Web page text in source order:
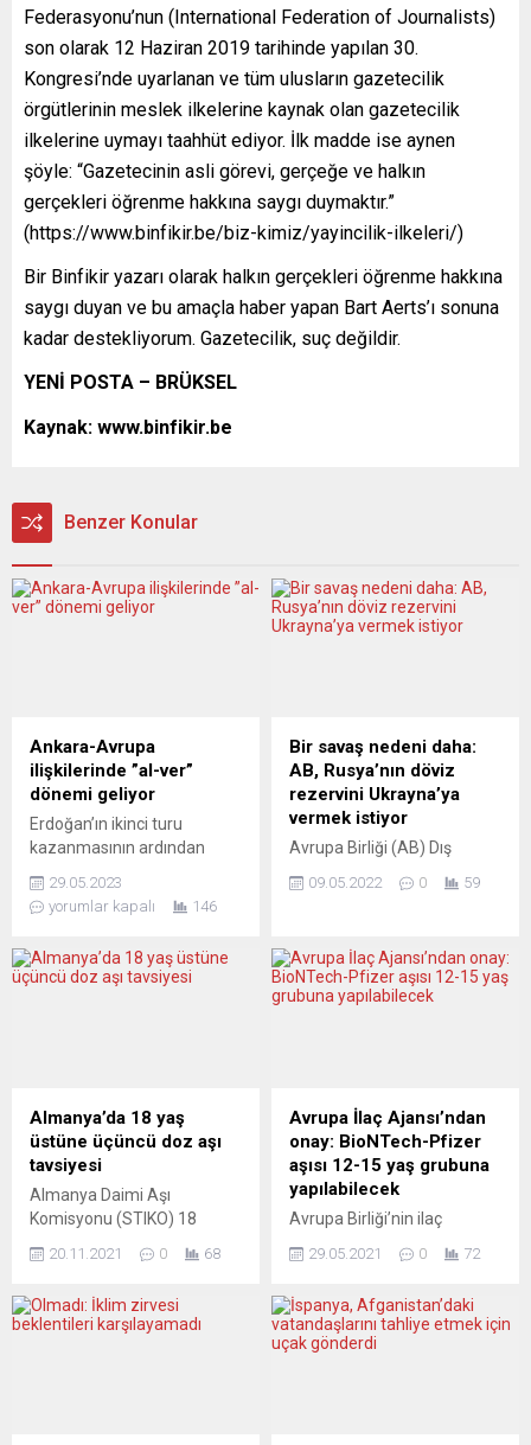
Federasyonu’nun (International Federation of Journalists)
son olarak 12 Haziran 2019 tarihinde yapılan 30.
Kongresi’nde uyarlanan ve tüm ulusların gazetecilik
örgütlerinin meslek ilkelerine kaynak olan gazetecilik
ilkelerine uymayı taahhüt ediyor. İlk madde ise aynen
şöyle: “Gazetecinin asli görevi, gerçeğe ve halkın
gerçekleri öğrenme hakkına saygı duymaktır.”
(https://www.binfikir.be/biz-kimiz/yayincilik-ilkeleri/)
Bir Binfikir yazarı olarak halkın gerçekleri öğrenme hakkına
saygı duyan ve bu amaçla haber yapan Bart Aerts’ı sonuna
kadar destekliyorum. Gazetecilik, suç değildir.
YENİ POSTA – BRÜKSEL
Kaynak: www.binfikir.be
Benzer Konular
Ankara-Avrupa
ilişkilerinde ”al-ver”
dönemi geliyor
Erdoğan’ın ikinci turu
kazanmasının ardından
Avrupa ülkelerinden işbirliği
mesajları geldi, ancak
uzmanlar yeni dönemde
soğuk bir dönem öngörüyor.
Recep Tayyip Erdoğan’ın
ilişkilerinin hangi yönde
ilerleyeceği merak konusu
olmaya başladı. Kulislerde
“Ankara yeni dönemde
değerler Avrupası yönünde
mi ilerleyecek,...
29.05.2023
yorumlar kapalı
146
Bir savaş nedeni daha:
AB, Rusya’nın döviz
rezervini Ukrayna’ya
vermek istiyor
Avrupa Birliği (AB) Dış
İlişkiler ve Güvenlik Politikası
Yüksek Temsilcisi Josep
rezervlerinin Ukrayna’nın
yeniden inşasında
Borrell, Rusya-Ukrayna
savaşı nedeniyle Rusya’nın
dondurulan döviz
rezervlerinin Ukrayna’ya
aktarılması gerektiğini
belirtti. Borrell, Ukrayna’nın
savaş sonrası yeniden
avroyu bulabileceğine...
09.05.2022 0 59
Almanya’da 18 yaş
üstüne üçüncü doz aşı
tavsiyesi
Almanya Daimi Aşı
Komisyonu (STIKO) 18
güçlendirici doz aşı
prensipte ikinci dozdan altı
ay sonra yaptırılması istendi.
20.11.2021 0 68
Avrupa İlaç Ajansı’ndan
onay: BioNTech-Pfizer
aşısı 12-15 yaş grubuna
yapılabilecek
Avrupa Birliği’nin ilaç
Ajansı (EMA), BioNTech-
koronavirüse (Covid-19)
karşı geliştirdiği aşının 12-15
29.05.2021 0 72